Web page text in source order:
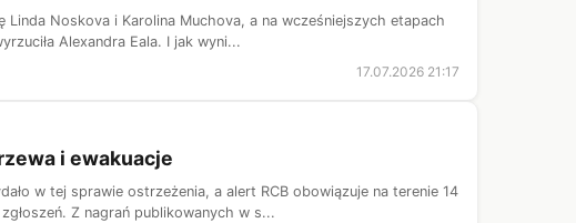
Linda Noskova i Karolina Muchova, a na wcześniejszych etapach
Alexandra Eala. I jak wyni...
17.07.2026 21:17
i ewakuacje
w tej sprawie ostrzeżenia, a alert RCB obowiązuje na terenie 14
Z nagrań publikowanych w s...